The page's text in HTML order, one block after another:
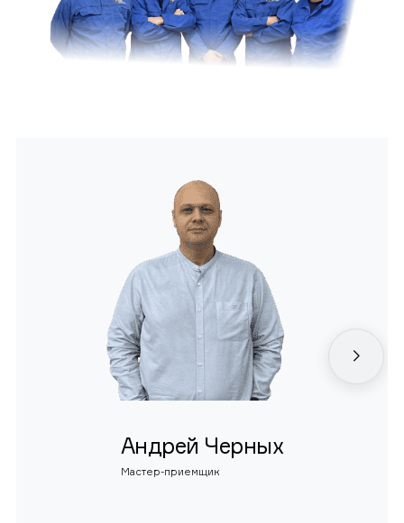
Андрей Черных
Мастер-приемщик